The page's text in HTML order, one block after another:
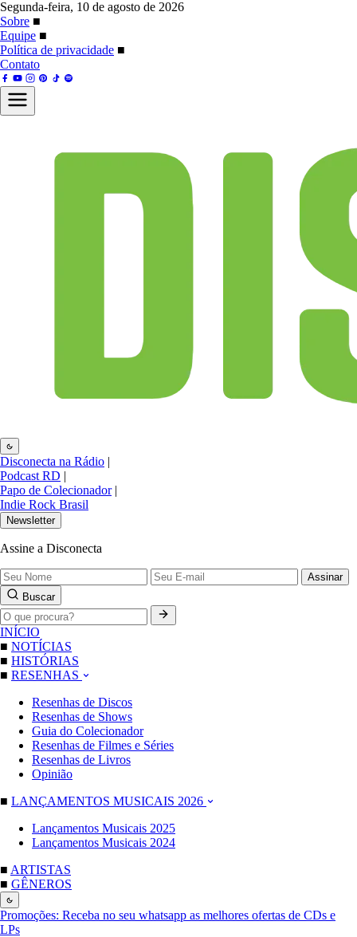
Segunda-feira, 10 de agosto de 2026
Sobre ■
Equipe ■
Política de privacidade ■
Contato
Disconecta na Rádio |
Podcast RD |
Papo de Colecionador |
Indie Rock Brasil
Newsletter
Assine a Disconecta
Assinar
Buscar
INÍCIO
■ NOTÍCIAS
■ HISTÓRIAS
■ RESENHAS
Resenhas de Discos
Resenhas de Shows
Guia do Colecionador
Resenhas de Filmes e Séries
Resenhas de Livros
Opinião
■ LANÇAMENTOS MUSICAIS 2026
Lançamentos Musicais 2025
Lançamentos Musicais 2024
■ ARTISTAS
■ GÊNEROS
Promoções: Receba no seu whatsapp as melhores ofertas de CDs e
LPs